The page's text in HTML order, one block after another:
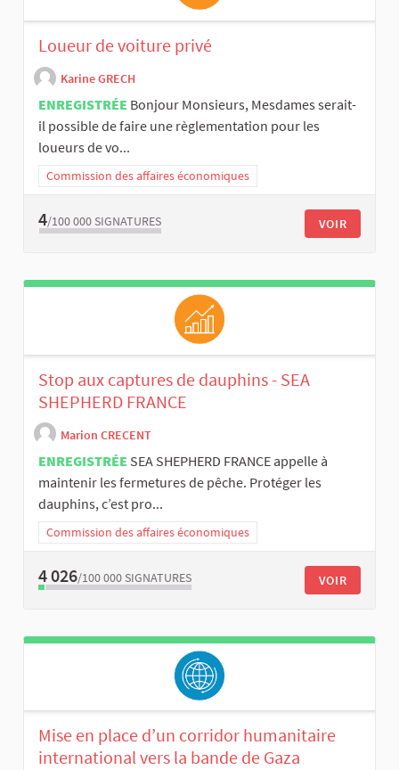
Loueur de voiture privé
Karine GRECH
ENREGISTRÉE Bonjour Monsieurs, Mesdames serait-
il possible de faire une règlementation pour les
loueurs de vo...
Commission des affaires économiques
4/100 000 SIGNATURES VOIR
Stop aux captures de dauphins - SEA
SHEPHERD FRANCE
Marion CRECENT
ENREGISTRÉE SEA SHEPHERD FRANCE appelle à
maintenir les fermetures de pêche. Protéger les
dauphins, c’est pro...
Commission des affaires économiques
4 026/100 000 SIGNATURES VOIR
Mise en place d’un corridor humanitaire
international vers la bande de Gaza